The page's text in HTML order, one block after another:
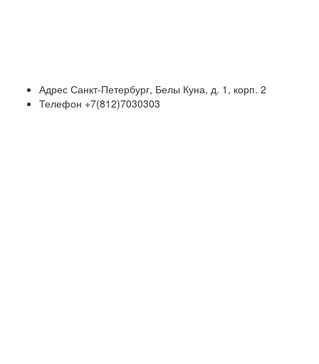
Адрес Санкт-Петербург, Белы Куна, д. 1, корп. 2
Телефон +7(812)7030303